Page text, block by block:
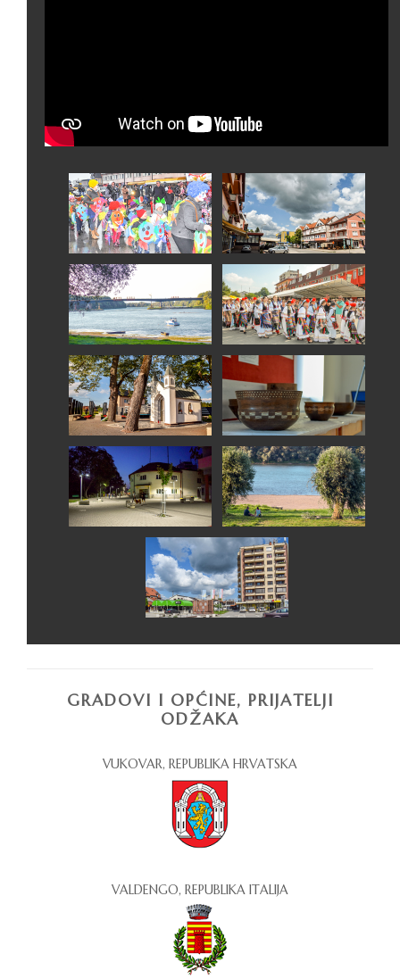
GRADOVI I OPĆINE, PRIJATELJI
ODŽAKA
VUKOVAR, REPUBLIKA HRVATSKA
VALDENGO, REPUBLIKA ITALIJA